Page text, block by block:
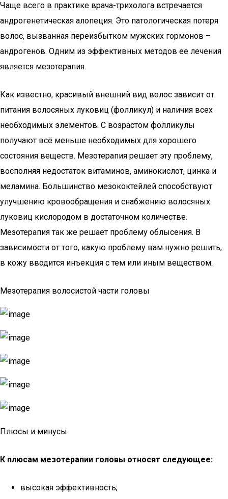
Чаще всего в практике врача-трихолога встречается
андрогенетическая алопеция. Это патологическая потеря
волос, вызванная переизбытком мужских гормонов –
андрогенов. Одним из эффективных методов ее лечения
является мезотерапия.
Как известно, красивый внешний вид волос зависит от
питания волосяных луковиц (фолликул) и наличия всех
необходимых элементов. С возрастом фолликулы
получают всё меньше необходимых для хорошего
состояния веществ. Мезотерапия решает эту проблему,
восполняя недостаток витаминов, аминокислот, цинка и
меламина. Большинство мезококтейлей способствуют
улучшению кровообращения и снабжению волосяных
луковиц кислородом в достаточном количестве.
Мезотерапия так же решает проблему облысения. В
зависимости от того, какую проблему вам нужно решить,
в кожу вводится инъекция с тем или иным веществом.
Мезотерапия волосистой части головы
Плюсы и минусы
К плюсам мезотерапии головы относят следующее:
высокая эффективность;